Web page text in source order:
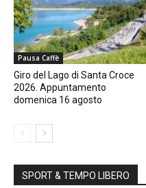
Pausa Caffè
Giro del Lago di Santa Croce
2026. Appuntamento
domenica 16 agosto
SPORT & TEMPO LIBERO